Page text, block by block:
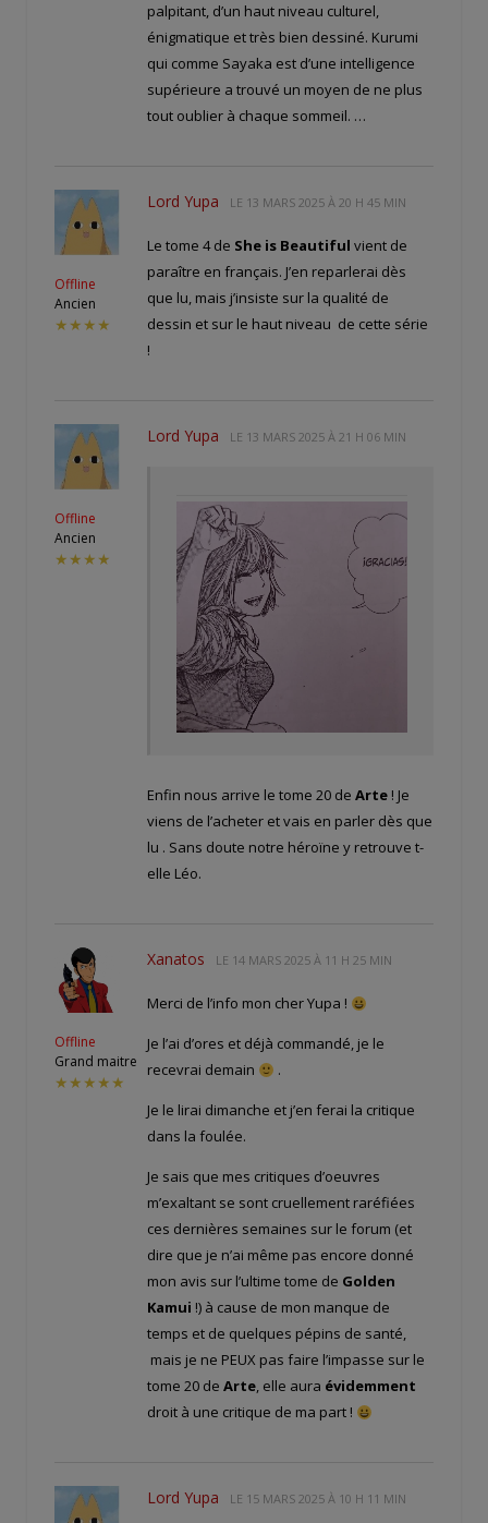
palpitant, d’un haut niveau culturel,
énigmatique et très bien dessiné. Kurumi
qui comme Sayaka est d’une intelligence
supérieure a trouvé un moyen de ne plus
tout oublier à chaque sommeil. …
Offline
Ancien
★★★★
Lord Yupa LE 13 MARS 2025 À 20 H 45 MIN
Le tome 4 de She is Beautiful vient de
paraître en français. J’en reparlerai dès
que lu, mais j’insiste sur la qualité de
dessin et sur le haut niveau de cette série
!
Offline
Ancien
★★★★
Lord Yupa LE 13 MARS 2025 À 21 H 06 MIN
Enfin nous arrive le tome 20 de Arte ! Je
viens de l’acheter et vais en parler dès que
lu . Sans doute notre héroïne y retrouve t-
elle Léo.
Offline
Grand maitre
★★★★★
Xanatos LE 14 MARS 2025 À 11 H 25 MIN
Merci de l’info mon cher Yupa !
Je l’ai d’ores et déjà commandé, je le
recevrai demain
.
Je le lirai dimanche et j’en ferai la critique
dans la foulée.
Je sais que mes critiques d’oeuvres
m’exaltant se sont cruellement raréfiées
ces dernières semaines sur le forum (et
dire que je n’ai même pas encore donné
mon avis sur l’ultime tome de Golden
Kamui !) à cause de mon manque de
temps et de quelques pépins de santé,
mais je ne PEUX pas faire l’impasse sur le
tome 20 de Arte, elle aura évidemment
droit à une critique de ma part !
Lord Yupa LE 15 MARS 2025 À 10 H 11 MIN